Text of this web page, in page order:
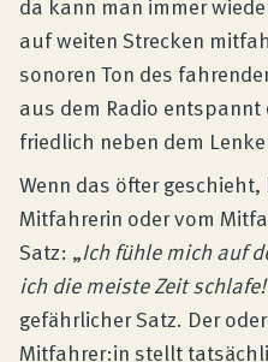
Kontakt
Magazin
auf weiten Strecken
sonoren Ton des
aus dem Radio
friedlich neben dem
Wenn das öfter
Mitfahrerin oder vom
Satz: „Ich fühle mich auf
ich die meiste Zeit
gefährlicher Satz. Der
Mitfahrer:in stellt